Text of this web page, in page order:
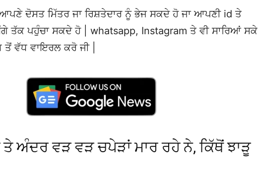
ਦੋਸਤ ਮਿੱਤਰ ਜਾ ਰਿਸ਼ਤੇਦਾਰ ਨੂੰ ਭੇਜ ਸਕਦੇ ਹੋ ਜਾ ਆਪਣੀ id ਤੇ
ਤੱਕ ਪਹੁੰਚਾ ਸਕਦੇ ਹੋ | whatsapp, Instagram ਤੇ ਵੀ ਸਾਰਿਆਂ ਸਕੇ
ਵੱਧ ਵਾਇਰਲ ਕਰੋ ਜੀ |
ਅੰਦਰ ਵੜ ਵੜ ਚਪੇੜਾਂ ਮਾਰ ਰਹੇ ਨੇ, ਕਿੱਥੋਂ ਝਾੜੂ